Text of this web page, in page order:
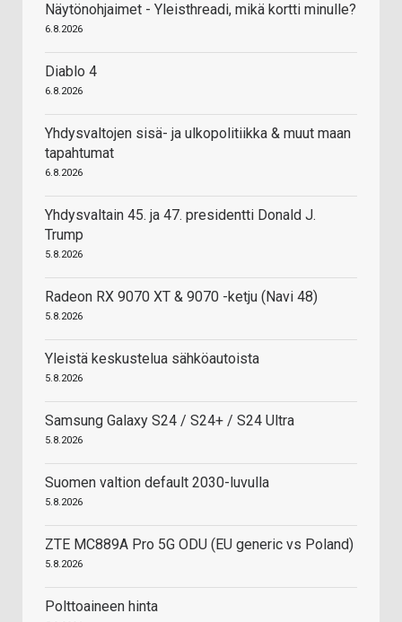
Näytönohjaimet - Yleisthreadi, mikä kortti minulle?
6.8.2026
Diablo 4
6.8.2026
Yhdysvaltojen sisä- ja ulkopolitiikka & muut maan
tapahtumat
6.8.2026
Yhdysvaltain 45. ja 47. presidentti Donald J.
Trump
5.8.2026
Radeon RX 9070 XT & 9070 -ketju (Navi 48)
5.8.2026
Yleistä keskustelua sähköautoista
5.8.2026
Samsung Galaxy S24 / S24+ / S24 Ultra
5.8.2026
Suomen valtion default 2030-luvulla
5.8.2026
ZTE MC889A Pro 5G ODU (EU generic vs Poland)
5.8.2026
Polttoaineen hinta